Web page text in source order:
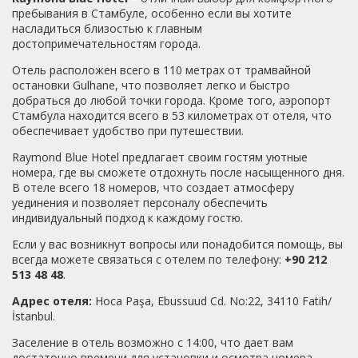
на рецепшен в отеле любезно готов был отдать нам
свою Istanbul kart, чтобы мы не искали ее вечером
самостоятельно, при этом подробно рассказав куда
можно пройтись в это время, что посмотреть и где
перекусить) Но мы решили, что мы справимся с
поставленной задачей и таки нашли )) если выходя с
отеля повернуть налево, дойти до конца улицы и
свернуть направо, то увидите "автомат" для выдачи и
пополнения этих Istanbul kart) Пополняются оочень
другой, автоматы для пополнения есть и на остановках,
и в метро, и возле фуникулера, на самом деле это очень
удобно. До, как говорят, одних из главных
достопримечательностей Стамбула, а именно до
Голубой Мечети и Айа София пройтись пешочком минут
15 маааксимум ) Очень понравилась площадь
Султанахмет (Sultanahmet Meydanı), ничего особенного
на самом деле, видимо атмосфера и общий настрой
добавляют свою нотку нереальной атмосферы.
Оооочень много котиков, которых местные и не только
кормят с большим удовольствием) Однозначно коты
площадью продают оочень вкусный гранатовый сок, я
пребывания в Стамбуле, особенно если вы хотите
насладиться близостью к главным
достопримечательностям города.
Отель расположен всего в 110 метрах от трамвайной
остановки Gulhane, что позволяет легко и быстро
добраться до любой точки города. Кроме того, аэропорт
Стамбула находится всего в 53 километрах от отеля, что
обеспечивает удобство при путешествии.
Raymond Blue Hotel предлагает своим гостям уютные
номера, где вы сможете отдохнуть после насыщенного дня.
В отеле всего 18 номеров, что создает атмосферу
уединения и позволяет персоналу обеспечить
индивидуальный подход к каждому гостю.
Если у вас возникнут вопросы или понадобится помощь, вы
всегда можете связаться с отелем по телефону: +90 212
513 48 48.
Адрес отеля: Hoca Paşa, Ebussuud Cd. No:22, 34110 Fatih/
İstanbul.
Заселение в отель возможно с 14:00, что дает вам